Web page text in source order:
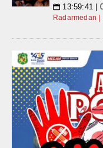
📅 13:59:41 |
Radarmedan